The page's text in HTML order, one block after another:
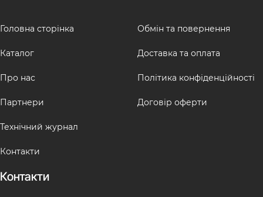
Головна сторінка
Каталог
Про нас
Партнери
Технічний журнал
Контакти
Обмін та повернення
Доставка та оплата
Політика конфіденційності
Договір оферти
Контакти